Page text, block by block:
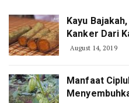
Kayu
Kanker Dari
August 14, 2019
Manfaat